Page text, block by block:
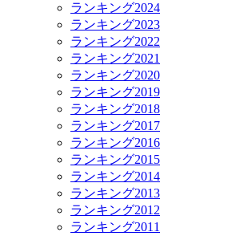
ランキング2024
ランキング2023
ランキング2022
ランキング2021
ランキング2020
ランキング2019
ランキング2018
ランキング2017
ランキング2016
ランキング2015
ランキング2014
ランキング2013
ランキング2012
ランキング2011